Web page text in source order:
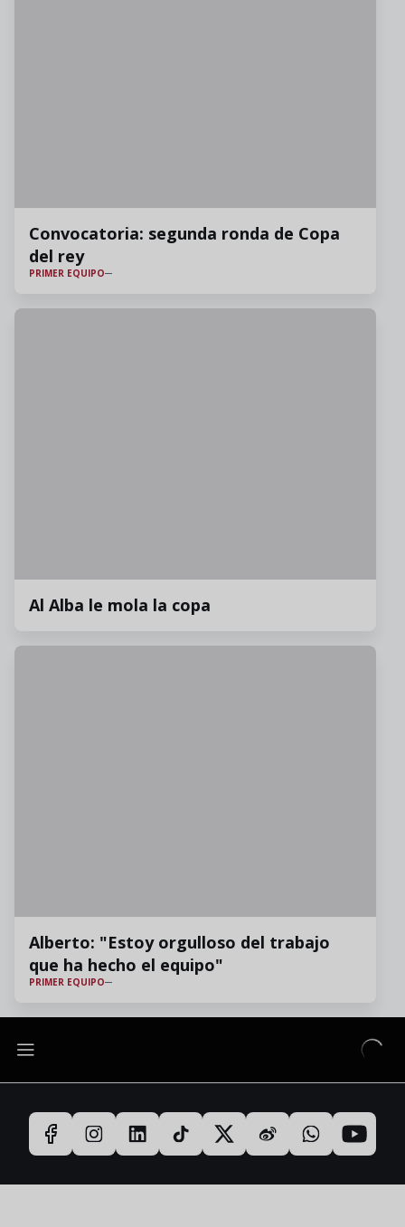
Convocatoria: segunda ronda de Copa
del rey
PRIMER EQUIPO
Al Alba le mola la copa
Alberto: "Estoy orgulloso del trabajo
que ha hecho el equipo"
PRIMER EQUIPO